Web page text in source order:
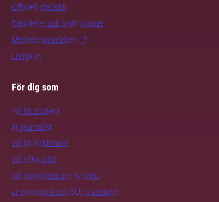
Officiell statistik
Fakulteter och institutioner
Medarbetarwebben
Logga in
För dig som
vill bli student
är journalist
vill bli doktorand
vill söka jobb
vill rapportera om naturen
är verksam inom SLU:s sektorer